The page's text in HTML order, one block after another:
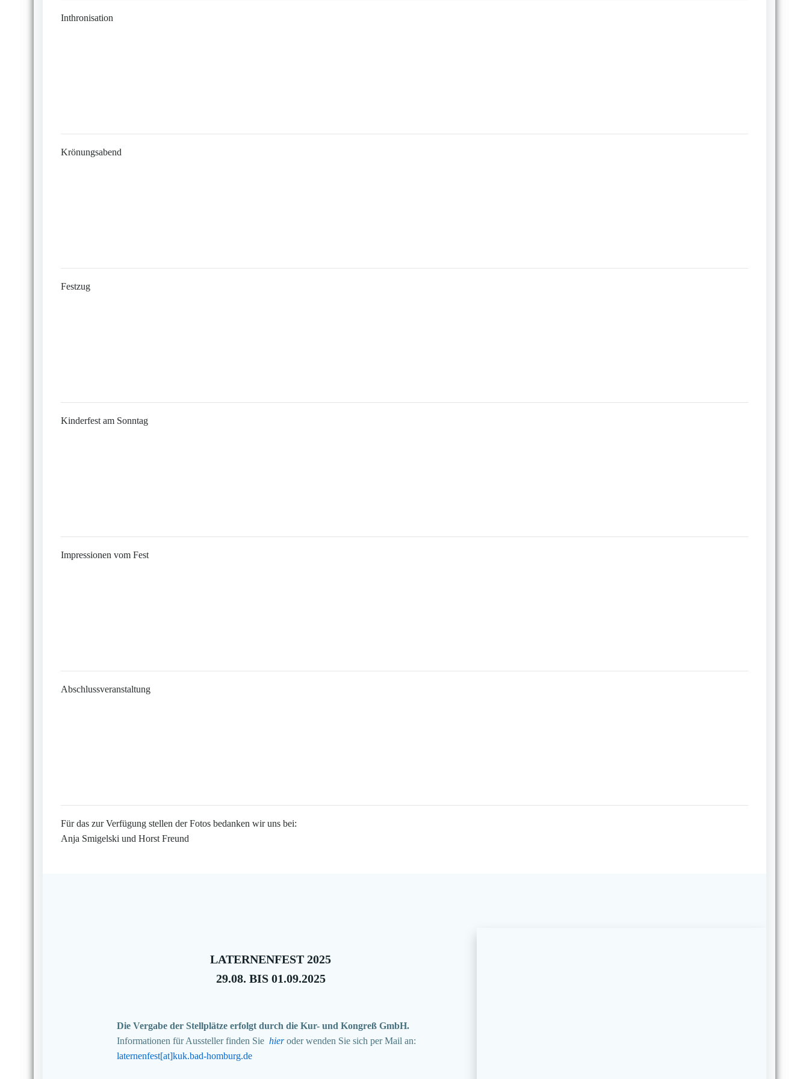
Inthronisation
Krönungsabend
Festzug
Kinderfest am Sonntag
Impressionen vom Fest
Abschlussveranstaltung
Für das zur Verfügung stellen der Fotos bedanken wir uns bei:
Anja Smigelski und Horst Freund
LATERNENFEST 2025
29.08. BIS 01.09.2025
Die Vergabe der Stellplätze erfolgt durch die Kur- und Kongreß GmbH.
Informationen für Aussteller finden Sie hieroder wenden Sie sich per Mail an:
laternenfest[at]kuk.bad-homburg.de